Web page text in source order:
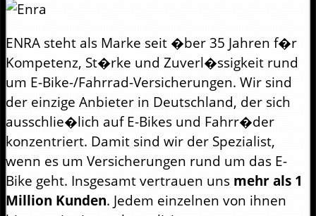
ENRA steht als Marke seit �ber 35 Jahren f�r
Kompetenz, St�rke und Zuverl�ssigkeit rund
um E-Bike-/Fahrrad-Versicherungen. Wir sind
der einzige Anbieter in Deutschland, der sich
ausschlie�lich auf E-Bikes und Fahrr�der
konzentriert. Damit sind wir der Spezialist,
wenn es um Versicherungen rund um das E-
Bike geht. Insgesamt vertrauen uns mehr als 1
Million Kunden. Jedem einzelnen von ihnen